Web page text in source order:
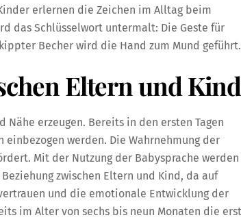
erlernen die Zeichen im Alltag beim
das Schlüsselwort untermalt: Die Geste für
Becher wird die Hand zum Mund geführt.
Eltern und Kind
Nähe erzeugen. Bereits in den ersten Tagen
werden. Die Wahrnehmung der
Mit der Nutzung der Babysprache werden
zwischen Eltern und Kind, da auf
und die emotionale Entwicklung der
im Alter von sechs bis neun Monaten die